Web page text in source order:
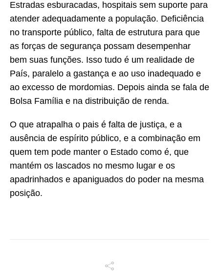
Estradas esburacadas, hospitais sem suporte para
atender adequadamente a população. Deficiência
no transporte público, falta de estrutura para que
as forças de segurança possam desempenhar
bem suas funções. Isso tudo é um realidade de
País, paralelo a gastança e ao uso inadequado e
ao excesso de mordomias. Depois ainda se fala de
Bolsa Família e na distribuição de renda.
O que atrapalha o pais é falta de justiça, e a
ausência de espírito público, e a combinação em
quem tem pode manter o Estado como é, que
mantém os lascados no mesmo lugar e os
apadrinhados e apaniguados do poder na mesma
posição.